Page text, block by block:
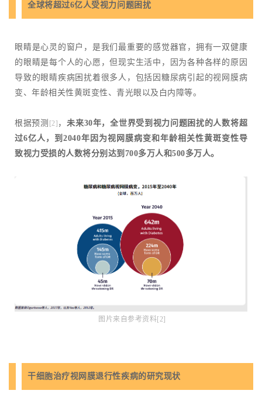
全球将超过6亿人受视力问题困扰
眼睛是心灵的窗户，是我们最重要的感觉器官，拥有一双健康
的眼睛是每个人的心愿，但现实生活中，因为各种各样的原因
导致的眼睛疾病困扰着很多人，包括因糖尿病引起的视网膜病
变、年龄相关性黄斑变性、青光眼以及白内障等。
根据预测 [2] ，未来30年，全世界受到视力问题困扰的人数将超
过6亿人，到2040年因为视网膜病变和年龄相关性黄斑变性导
致视力受损的人数将分别达到700多万人和500多万人。
图片来自参考资料[2]
干细胞治疗视网膜退行性疾病的研究现状